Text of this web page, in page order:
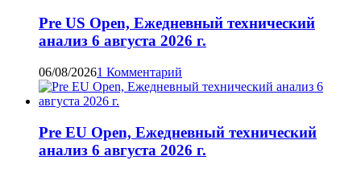
Pre US Open, Ежедневный технический
анализ 6 августа 2026 г.
06/08/20261 Комментарий
Pre EU Open, Ежедневный технический
анализ 6 августа 2026 г.